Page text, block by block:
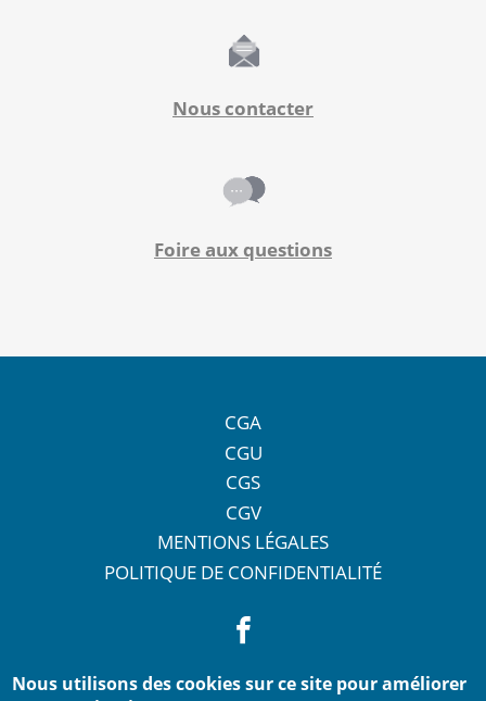
Nous contacter
Foire aux questions
CGA
CGU
CGS
CGV
MENTIONS LÉGALES
POLITIQUE DE CONFIDENTIALITÉ
Nous utilisons des cookies sur ce site pour améliorer